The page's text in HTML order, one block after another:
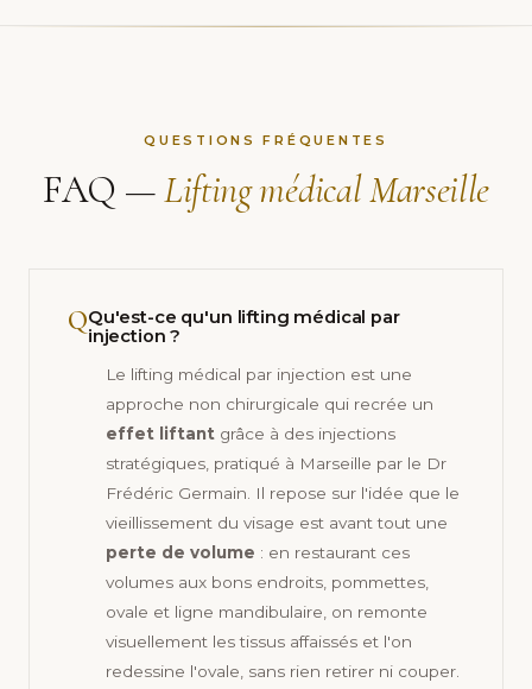
QUESTIONS FRÉQUENTES
FAQ —Lifting médical Marseille
QQu'est-ce qu'un lifting médical par
injection ?
Le lifting médical par injection est une
approche non chirurgicale qui recrée un
effet liftant grâce à des injections
stratégiques, pratiqué à Marseille par le Dr
Frédéric Germain. Il repose sur l'idée que le
vieillissement du visage est avant tout une
perte de volume : en restaurant ces
volumes aux bons endroits, pommettes,
ovale et ligne mandibulaire, on remonte
visuellement les tissus affaissés et l'on
redessine l'ovale, sans rien retirer ni couper.